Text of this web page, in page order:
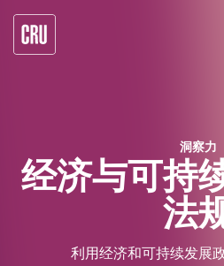
洞察力
经济与可持
法
利用经济和可持续发展